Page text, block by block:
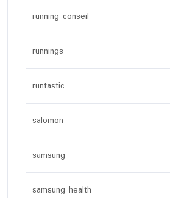
running conseil
runnings
runtastic
salomon
samsung
samsung health